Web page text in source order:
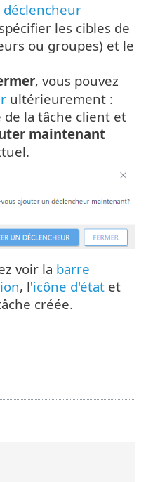
les cibles de
ou groupes) et le
, vous pouvez
ultérieurement :
la tâche client et
maintenant
voir la barre
, l'icône d'état et
créée.